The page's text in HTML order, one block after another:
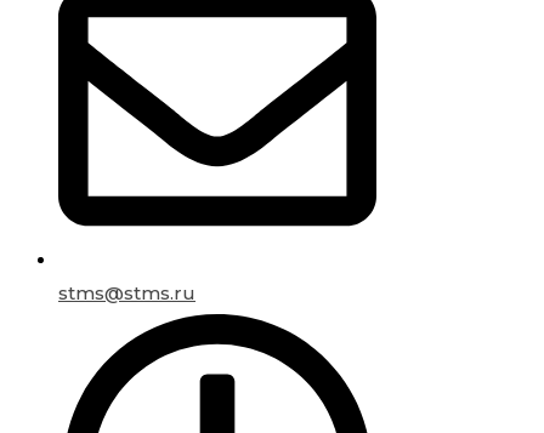
stms@stms.ru